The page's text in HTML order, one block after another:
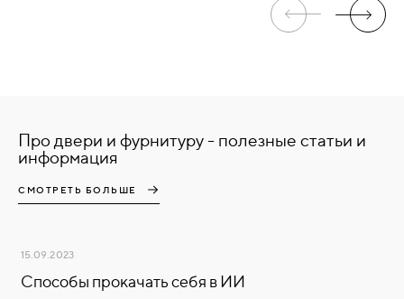
Про двери и фурнитуру - полезные статьи и
информация
СМОТРЕТЬ БОЛЬШЕ
15.09.2023
Способы прокачать себя в ИИ